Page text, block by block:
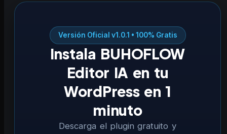
Versión Oficial v1.0.1 • 100% Gratis
Instala BUHOFLOW
Editor IA en tu
WordPress en 1
minuto
Descarga el plugin gratuito y